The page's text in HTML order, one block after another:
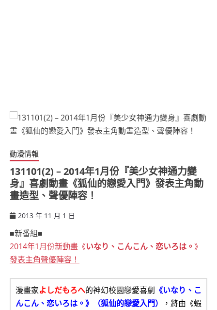
動漫情報
131101(2) – 2014年1月份『美少女神通力變
身』喜劇動畫《狐仙的戀愛入門》發表主角動
畫造型、聲優陣容！
2013 年 11 月 1 日
■新番組■
2014年1月份新動畫《いなり、こんこん、恋いろは。 》
發表主角聲優陣容！
漫畫家よしだもろへ的神幻校園戀愛喜劇 《いなり、こ
んこん、恋いろは。》（狐仙的戀愛入門）
，將由《蝦